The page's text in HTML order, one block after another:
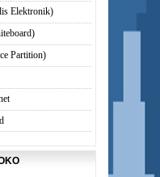
Elektronik)
Partition)